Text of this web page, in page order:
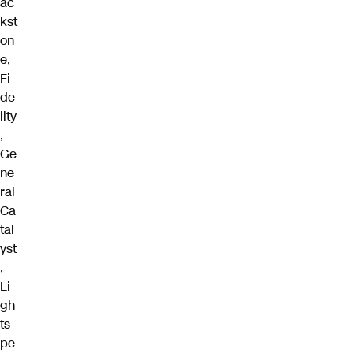
kst
on
e,
Fi
de
lity
,
Ge
ne
ral
Ca
tal
yst
,
Li
gh
ts
pe